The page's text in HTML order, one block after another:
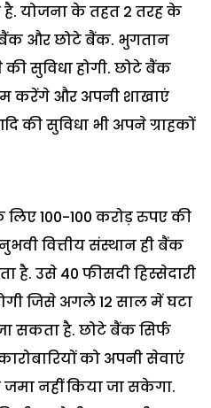
है. योजना के तहत 2 तरह के
और छोटे बैंक. भुगतान
सुविधा होगी. छोटे बैंक
करेंगे और अपनी शाखाएं
की सुविधा भी अपने ग्राहकों
100-100 करोड़ रुपए की
वित्तीय संस्थान ही बैंक
है. उसे 40 फीसदी हिस्सेदारी
जिसे अगले 12 साल में घटा
सकता है. छोटे बैंक सिर्फ
को अपनी सेवाएं
नहीं किया जा सकेगा.